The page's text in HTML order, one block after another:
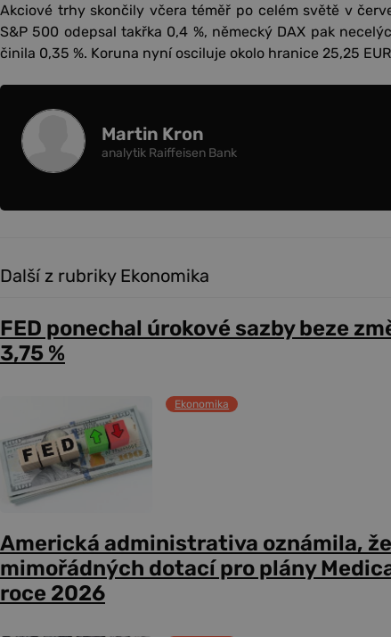
Akciové trhy skončily včera téměř po celém světě v
S&P 500 odepsal takřka 0,4 %, německý DAX pak
činila 0,35 %. Koruna nyní osciluje okolo hranice 25,25
Martin Kron
analytik Raiffeisen Bank
Další z rubriky Ekonomika
FED ponechal úrokové sazby beze
3,75 %
Ekonomika
Americká administrativa oznámila,
mimořádných dotací pro plány
roce 2026